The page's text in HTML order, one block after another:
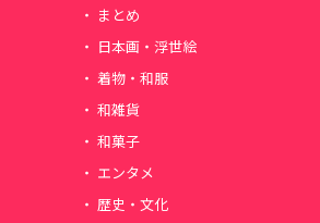
まとめ
日本画・浮世絵
着物・和服
和雑貨
和菓子
エンタメ
歴史・文化